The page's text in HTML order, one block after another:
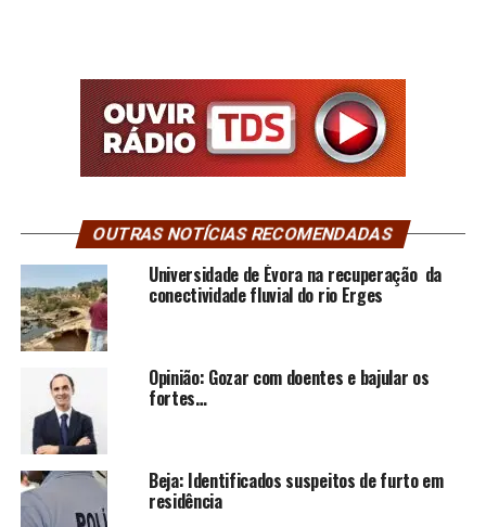
OUTRAS NOTÍCIAS RECOMENDADAS
Universidade de Évora na recuperação da
conectividade fluvial do rio Erges
Opinião: Gozar com doentes e bajular os
fortes…
Beja: Identificados suspeitos de furto em
residência